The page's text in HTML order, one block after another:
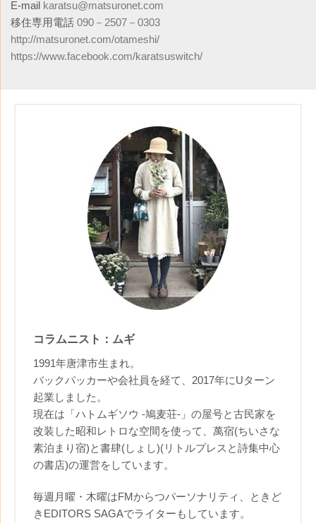
E-mail karatsu@matsuronet.com
移住専用電話 090－2507－0303
http://matsuronet.com/otameshi/
https://www.facebook.com/karatsuswitch/
コラムニスト：ムギ
1991年唐津市生まれ。
バックパッカーや会社員を経て、2017年にUターン
起業しました。
現在は「ハトムギソウ -鳩麦荘-」の屋号と古民家を
改装した昭和レトロな空間を使って、萬宿(ちいさな
素泊まり宿)と書肆(しょし)(リトルプレスと詩集中心
の書店)の運営をしています。
毎週月曜・木曜はFMからつパーソナリティ、ときど
きEDITORS SAGAでライターもしています。